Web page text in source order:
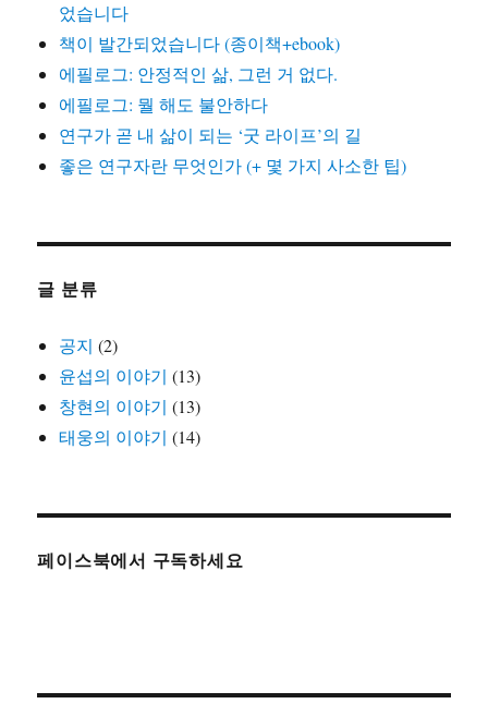
었습니다
책이 발간되었습니다 (종이책+ebook)
에필로그: 안정적인 삶, 그런 거 없다.
에필로그: 뭘 해도 불안하다
연구가 곧 내 삶이 되는 ‘굿 라이프’의 길
좋은 연구자란 무엇인가 (+ 몇 가지 사소한 팁)
글 분류
공지 (2)
윤섭의 이야기 (13)
창현의 이야기 (13)
태웅의 이야기 (14)
페이스북에서 구독하세요